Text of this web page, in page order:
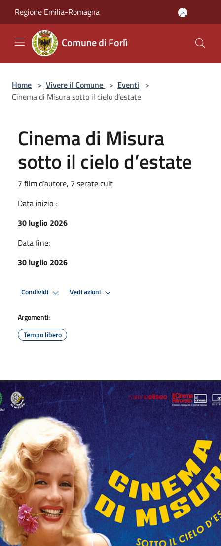
Regione Emilia-Romagna
Comune di Forlì
Home > Vivere il Comune > Eventi >
Cinema di Misura sotto il cielo d’estate
Cinema di Misura
sotto il cielo d’estate
7 film d’autore, 7 serate cult
Data inizio :
30 luglio 2026
Data fine:
30 luglio 2026
Condividi Vedi azioni
Argomenti:
Tempo libero